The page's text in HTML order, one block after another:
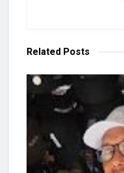
Related Posts